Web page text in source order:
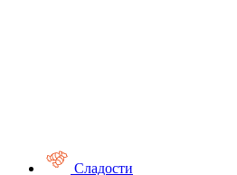
Сладости